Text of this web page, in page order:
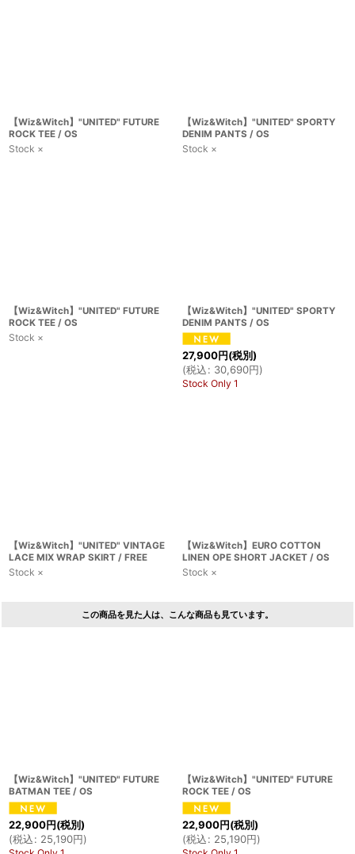
【Wiz&Witch】"UNITED" FUTURE
ROCK TEE / OS
Stock ×
【Wiz&Witch】"UNITED" SPORTY
DENIM PANTS / OS
Stock ×
【Wiz&Witch】"UNITED" FUTURE
ROCK TEE / OS
Stock ×
【Wiz&Witch】"UNITED" SPORTY
DENIM PANTS / OS
27,900円(税別)
(税込: 30,690円)
Stock Only 1
【Wiz&Witch】"UNITED" VINTAGE
LACE MIX WRAP SKIRT / FREE
Stock ×
【Wiz&Witch】EURO COTTON
LINEN OPE SHORT JACKET / OS
Stock ×
この商品を見た人は、こんな商品も見ています。
【Wiz&Witch】"UNITED" FUTURE
BATMAN TEE / OS
22,900円(税別)
(税込: 25,190円)
【Wiz&Witch】"UNITED" FUTURE
ROCK TEE / OS
22,900円(税別)
(税込: 25,190円)